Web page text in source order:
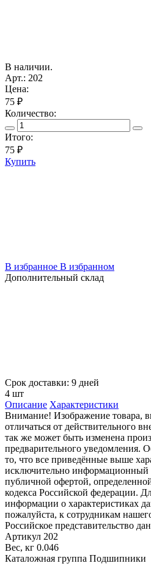
В наличии.
Арт.: 202
Цена:
75 ₽
Количество:
Итого:
75 ₽
Купить
В избранное В избранном
Дополнительный склад
Срок доставки: 9 дней
4 шт
Описание Характеристики
Внимание! Изображение товара,
отличаться от действительного
так же может быть изменена
предварительного уведомления.
то, что все приведённые выше
исключительно информационный
публичной офертой,
кодекса Российской федерации.
информации о характеристиках
пожалуйста, к сотрудникам
Российское представительство
Артикул 202
Вес, кг 0.046
Каталожная группа Подшипники